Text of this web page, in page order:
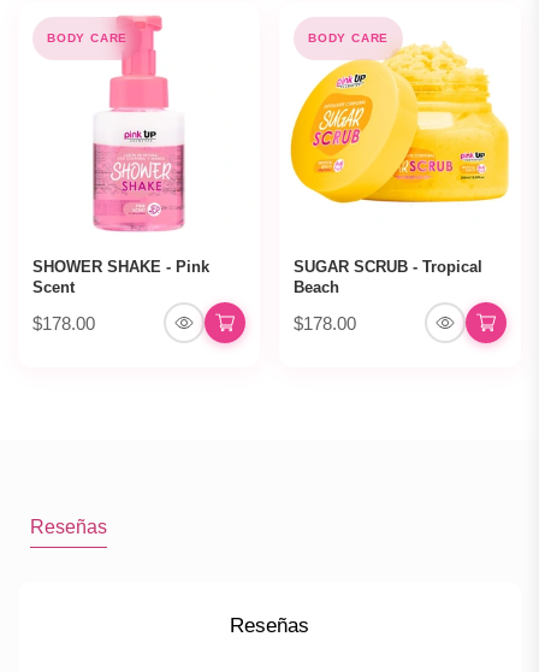
BODY CARE
SHOWER SHAKE - Pink
Scent
$178.00
BODY CARE
SUGAR SCRUB - Tropical
Beach
$178.00
Reseñas
Reseñas